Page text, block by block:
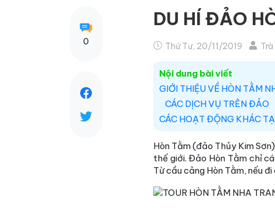
DU HÍ ĐẢO
Thứ Tư, 20/11/2019
Nội dung bài viết
GIỚI THIỆU VỀ HÒN TẰM
CÁC DỊCH VỤ TRÊN ĐẢO
CÁC HOẠT ĐỘNG KHÁC
Hòn Tằm (đảo Thủy Kim
thế giới. Đảo Hòn Tằm chỉ
Từ cầu cảng Hòn Tằm, nếu
0